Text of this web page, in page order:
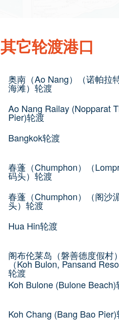
其它轮渡港口
奥南（Ao Nang）（诺帕拉
海滩）轮渡
Ao Nang Railay (Nopparat
Pier)轮渡
Bangkok轮渡
春蓬（Chumphon）（
码头）轮渡
春蓬（Chumphon）（阁沙
头）轮渡
Hua Hin轮渡
阁布伦莱岛（磐善德度假村）
（Koh Bulon, Pansand
轮渡
Koh Bulone (Bulone Beach)
Koh Chang (Bang Bao